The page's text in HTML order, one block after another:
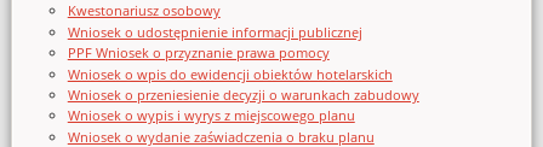
Kwestonariusz osobowy
Wniosek o udostępnienie informacji publicznej
PPF Wniosek o przyznanie prawa pomocy
Wniosek o wpis do ewidencji obiektów hotelarskich
Wniosek o przeniesienie decyzji o warunkach zabudowy
Wniosek o wypis i wyrys z miejscowego planu
Wniosek o wydanie zaświadczenia o braku planu